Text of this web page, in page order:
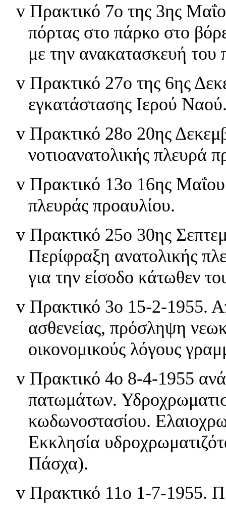
v Πρακτικό 7ο της 3ης
πόρτας στο πάρκο στο
με την ανακατασκευή του
v Πρακτικό 27ο της 6ης
εγκατάστασης Ιερού
v Πρακτικό 28ο 20ης
νοτιοανατολικής πλευρά
v Πρακτικό 13ο 16ης Μαΐου
πλευράς προαυλίου.
v Πρακτικό 25ο 30ης
Περίφραξη ανατολικής
για την είσοδο κάτωθεν
v Πρακτικό 3ο 15-2-1955.
ασθενείας, πρόσληψη
οικονομικούς λόγους
v Πρακτικό 4ο 8-4-1955
πατωμάτων.
κωδωνοστασίου.
Εκκλησία
Πάσχα).
v Πρακτικό 11ο 1-7-1955.